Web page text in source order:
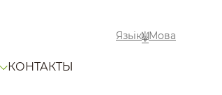
Язьік Мова
КОНТАКТЫ